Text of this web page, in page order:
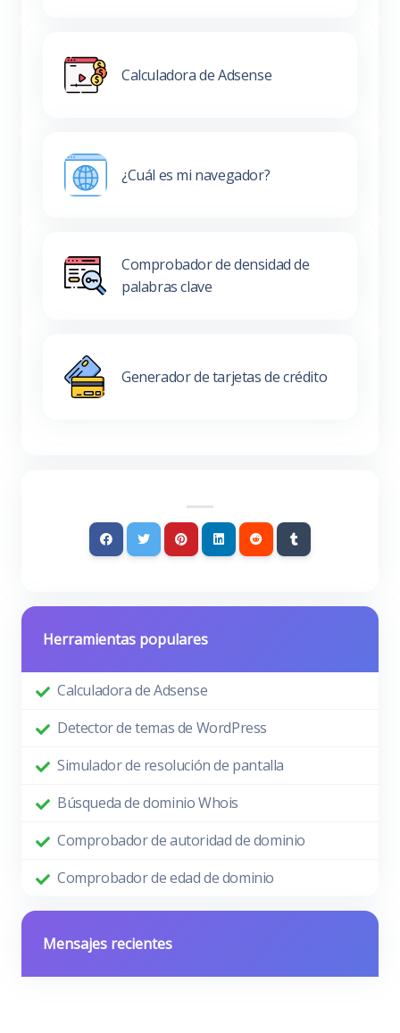
Calculadora de Adsense
¿Cuál es mi navegador?
Comprobador de densidad de
palabras clave
Generador de tarjetas de crédito
Herramientas populares
Calculadora de Adsense
Detector de temas de WordPress
Simulador de resolución de pantalla
Búsqueda de dominio Whois
Comprobador de autoridad de dominio
Comprobador de edad de dominio
Mensajes recientes